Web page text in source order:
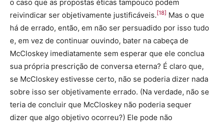
o caso que as propostas éticas tampouco podem
reivindicar ser objetivamente justificáveis. [18] Mas o que
há de errado, então, em não ser persuadido por isso tudo
e, em vez de continuar ouvindo, bater na cabeça de
McCloskey imediatamente sem esperar que ele conclua
sua própria prescrição de conversa eterna? É claro que,
se McCloskey estivesse certo, não se poderia dizer nada
sobre isso ser objetivamente errado. (Na verdade, não se
teria de concluir que McCloskey não poderia sequer
dizer que algo objetivo ocorreu?) Ele pode não